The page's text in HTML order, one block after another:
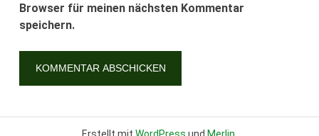
Browser für meinen nächsten Kommentar
speichern.
Erstellt mit WordPress und Merlin